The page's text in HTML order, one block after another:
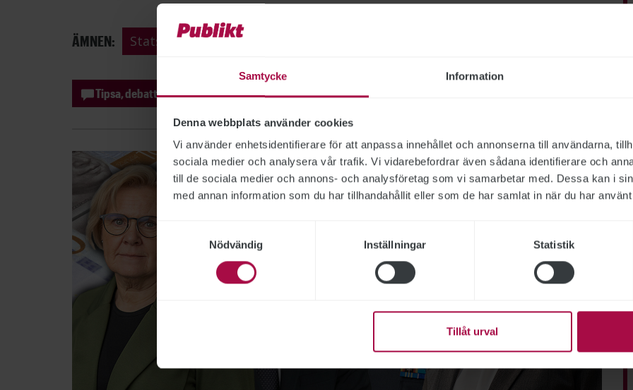
Samtycke Information
Denna webbplats använder cookies
Vi använder enhetsidentifierare för att anpassa innehållet och annonserna till användarna,
sociala medier och analysera vår trafik. Vi vidarebefordrar även sådana identifierare och
till de sociala medier och annons- och analysföretag som vi samarbetar med. Dessa kan i
med annan information som du har tillhandahållit eller som de har samlat in när du har
Samtyckesval
Nödvändig
Inställningar Statistik
Tillåt urval
ÄMNEN: Statsförvaltning
Tipsa, debattera eller påpeka fel